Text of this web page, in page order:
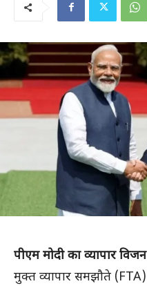
पीएम मोदी का व्यापार
मुक्त व्यापार समझौते